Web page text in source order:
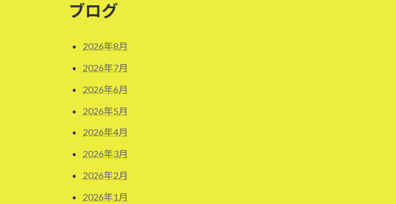
ブログ
2026年8月
2026年7月
2026年6月
2026年5月
2026年4月
2026年3月
2026年2月
2026年1月